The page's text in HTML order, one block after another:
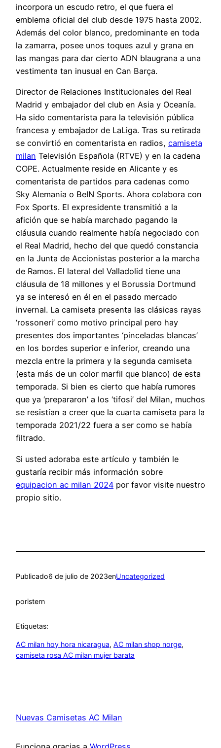
incorpora un escudo retro, el que fuera el
emblema oficial del club desde 1975 hasta 2002.
Además del color blanco, predominante en toda
la zamarra, posee unos toques azul y grana en
las mangas para dar cierto ADN blaugrana a una
vestimenta tan inusual en Can Barça.
Director de Relaciones Institucionales del Real
Madrid y embajador del club en Asia y Oceanía.
Ha sido comentarista para la televisión pública
francesa y embajador de LaLiga. Tras su retirada
se convirtió en comentarista en radios, camiseta
milan Televisión Española (RTVE) y en la cadena
COPE. Actualmente reside en Alicante y es
comentarista de partidos para cadenas como
Sky Alemania o BeIN Sports. Ahora colabora con
Fox Sports. El expresidente transmitió a la
afición que se había marchado pagando la
cláusula cuando realmente había negociado con
el Real Madrid, hecho del que quedó constancia
en la Junta de Accionistas posterior a la marcha
de Ramos. El lateral del Valladolid tiene una
cláusula de 18 millones y el Borussia Dortmund
ya se interesó en él en el pasado mercado
invernal. La camiseta presenta las clásicas rayas
‘rossoneri’ como motivo principal pero hay
presentes dos importantes ‘pinceladas blancas’
en los bordes superior e inferior, creando una
mezcla entre la primera y la segunda camiseta
(esta más de un color marfil que blanco) de esta
temporada. Si bien es cierto que había rumores
que ya ‘prepararon’ a los ‘tifosi’ del Milan, muchos
se resistían a creer que la cuarta camiseta para la
temporada 2021/22 fuera a ser como se había
filtrado.
Si usted adoraba este artículo y también le
gustaría recibir más información sobre
equipacion ac milan 2024 por favor visite nuestro
propio sitio.
Publicado6 de julio de 2023enUncategorized
poristern
Etiquetas:
AC milan hoy hora nicaragua, AC milan shop norge
camiseta rosa AC milan mujer barata
Nuevas Camisetas AC Milan